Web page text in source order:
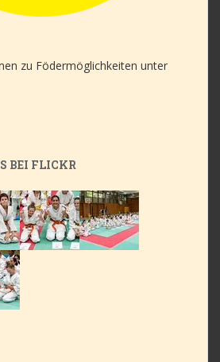
zu Födermöglichkeiten unter
BEI FLICKR